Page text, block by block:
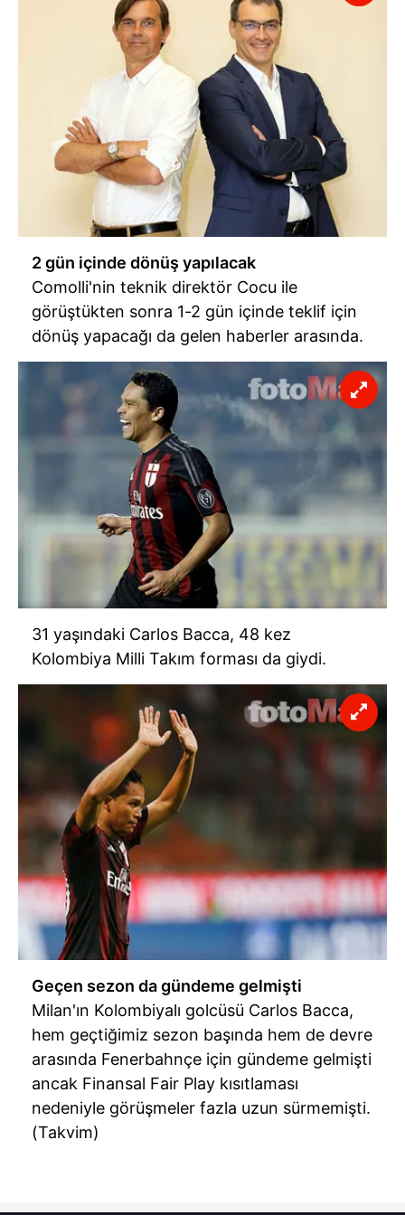
2 gün içinde dönüş yapılacak
Comolli'nin teknik direktör Cocu ile
görüştükten sonra 1-2 gün içinde teklif için
dönüş yapacağı da gelen haberler arasında.
31 yaşındaki Carlos Bacca, 48 kez
Kolombiya Milli Takım forması da giydi.
Geçen sezon da gündeme gelmişti
Milan'ın Kolombiyalı golcüsü Carlos Bacca,
hem geçtiğimiz sezon başında hem de devre
arasında Fenerbahnçe için gündeme gelmişti
ancak Finansal Fair Play kısıtlaması
nedeniyle görüşmeler fazla uzun sürmemişti.
(Takvim)